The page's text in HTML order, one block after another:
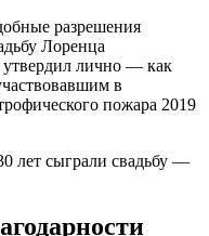
разрешения
Лоренца
лично — как
в
пожара 2019